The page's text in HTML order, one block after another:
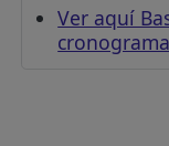
Ver aquí